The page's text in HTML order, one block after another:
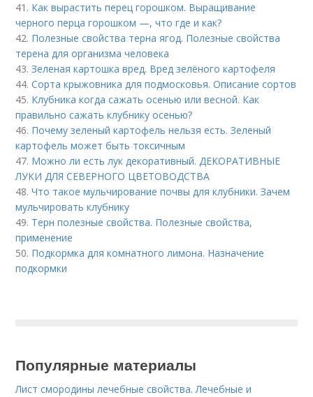
41. Как вырастить перец горошком. Выращивание
черного перца горошком —, что где и как?
42. Полезные свойства терна ягод. Полезные свойства
терена для организма человека
43.Зеленая картошка вред. Вред зелёного картофеля
44.Сорта крыжовника для подмосковья. Описание сортов
45. Клубника когда сажать осенью или весной. Как
правильно сажать клубнику осенью?
46. Почему зеленый картофель нельзя есть. Зеленый
картофель может быть токсичным
47. Можно ли есть лук декоративный. ДЕКОРАТИВНЫЕ
ЛУКИ ДЛЯ СЕВЕРНОГО ЦВЕТОВОДСТВА
48.Что такое мульчирование почвы для клубники. Зачем
мульчировать клубнику
49. Терн полезные свойства. Полезные свойства,
применение
50. Подкормка для комнатного лимона. Назначение
подкормки
Популярные материалы
Лист смородины лечебные свойства. Лечебные и